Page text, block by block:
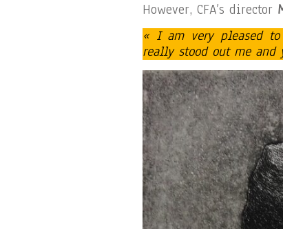
However, CFA’s director
« I am very pleased
really stood out me and